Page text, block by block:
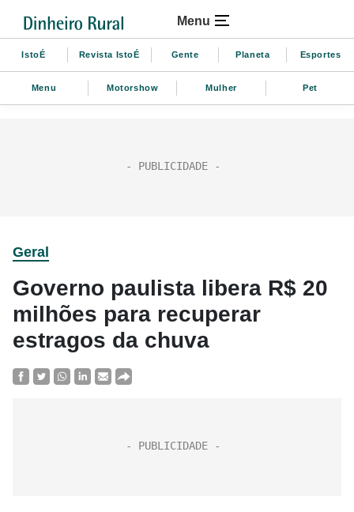
Menu
IstoÉ Revista IstoÉ Gente Planeta Esportes
Menu Motorshow Mulher Pet
Geral
Governo paulista libera R$ 20
milhões para recuperar
estragos da chuva